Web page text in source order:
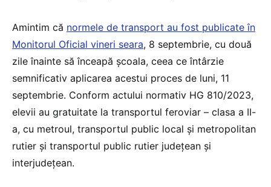
Amintim că normele de transport au fost publicate în
Monitorul Oficial vineri seara, 8 septembrie, cu două
zile înainte să înceapă școala, ceea ce întârzie
semnificativ aplicarea acestui proces de luni, 11
septembrie. Conform actului normativ HG 810/2023,
elevii au gratuitate la transportul feroviar – clasa a II-
a, cu metroul, transportul public local și metropolitan
rutier și transportul public rutier județean și
interjudețean.